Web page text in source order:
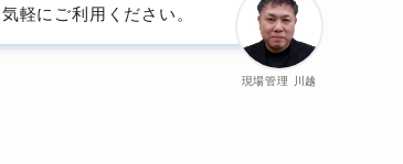
現場管理 川越
軽にご利用ください。